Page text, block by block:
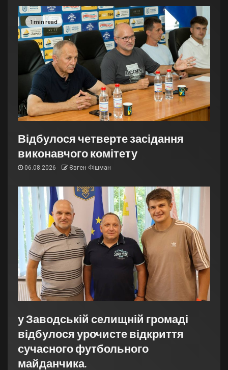
1 min read
Відбулося четверте засідання
виконавчого комітету
06.08.2026 Євген Фішман
у Заводській селищній громаді
відбулося урочисте відкриття
сучасного футбольного
майданчика.